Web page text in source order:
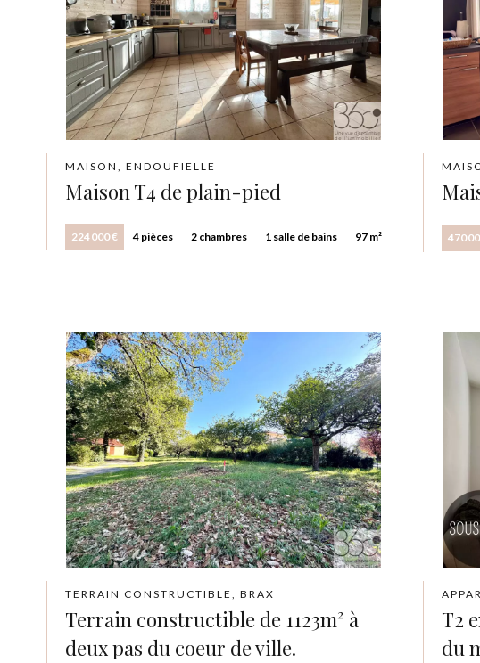
MAISON, ENDOUFIELLE
Maison T4 de plain-pied
224 000 € 4 pièces 2 chambres 1 salle de bains 97 m² 470
TERRAIN CONSTRUCTIBLE, BRAX
Terrain constructible de 1123m² à
deux pas du coeur de ville.
T2
du